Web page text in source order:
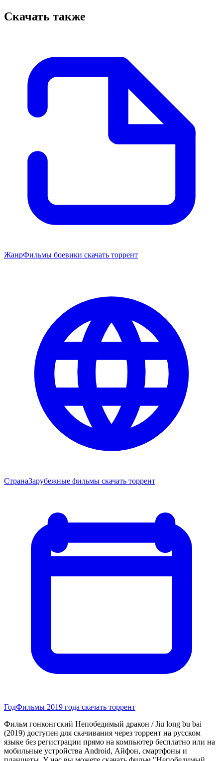
Скачать также
ЖанрФильмы боевики скачать торрент
СтранаЗарубежные фильмы скачать торрент
ГодФильмы 2019 года скачать торрент
Фильм гонконгский Непобедимый дракон / Jiu long bu bai
(2019) доступен для скачивания через торрент на русском
языке без регистрации прямо на компьютер бесплатно или на
мобильные устройства Android, Айфон, смартфоны и